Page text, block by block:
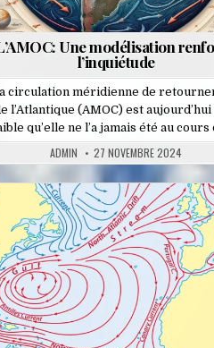
Une modélisation
l’inquiétude
circulation méridienne de
l’Atlantique (AMOC) est
qu’elle ne l’a jamais été au cours
ADMIN 27 NOVEMBRE 2024
Posted
in